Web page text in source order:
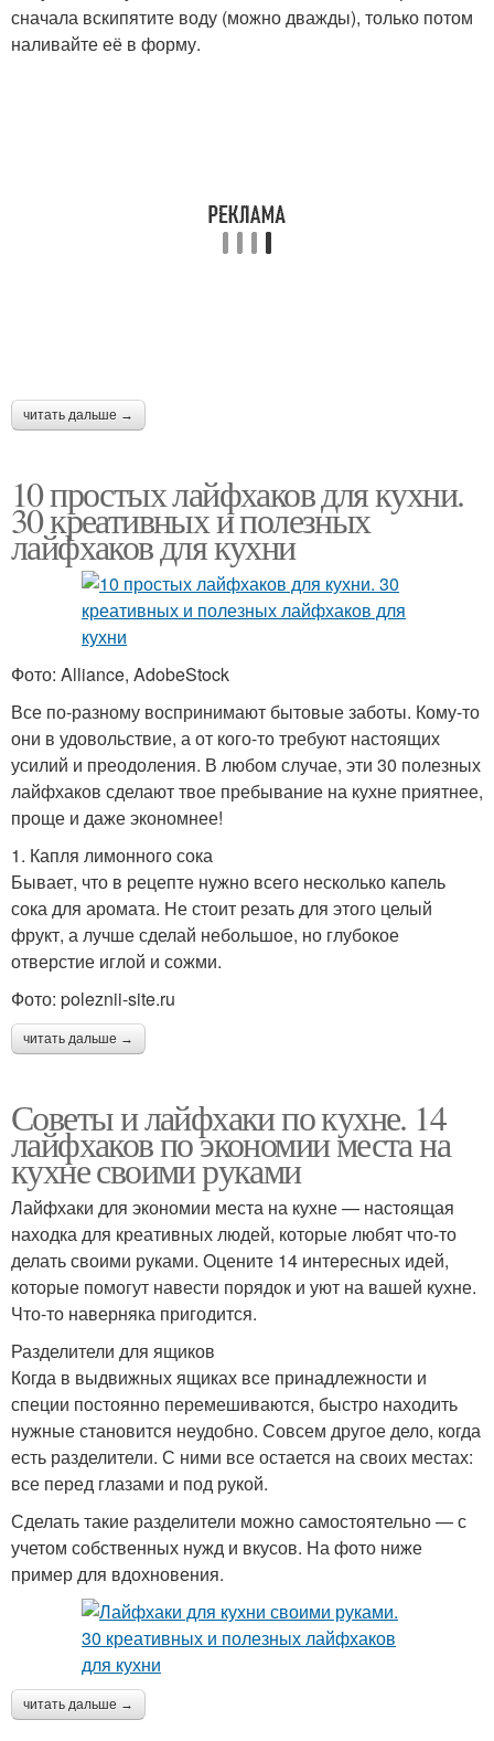
сначала вскипятите воду (можно дважды), только потом
наливайте её в форму.
читать дальше →
10 простых лайфхаков для кухни.
30 креативных и полезных
лайфхаков для кухни
Фото: Alliance, AdobeStock
Все по-разному воспринимают бытовые заботы. Кому-то
они в удовольствие, а от кого-то требуют настоящих
усилий и преодоления. В любом случае, эти 30 полезных
лайфхаков сделают твое пребывание на кухне приятнее,
проще и даже экономнее!
1. Капля лимонного сока
Бывает, что в рецепте нужно всего несколько капель
сока для аромата. Не стоит резать для этого целый
фрукт, а лучше сделай небольшое, но глубокое
отверстие иглой и сожми.
Фото: poleznii-site.ru
читать дальше →
Советы и лайфхаки по кухне. 14
лайфхаков по экономии места на
кухне своими руками
Лайфхаки для экономии места на кухне — настоящая
находка для креативных людей, которые любят что-то
делать своими руками. Оцените 14 интересных идей,
которые помогут навести порядок и уют на вашей кухне.
Что-то наверняка пригодится.
Разделители для ящиков
Когда в выдвижных ящиках все принадлежности и
специи постоянно перемешиваются, быстро находить
нужные становится неудобно. Совсем другое дело, когда
есть разделители. С ними все остается на своих местах:
все перед глазами и под рукой.
Сделать такие разделители можно самостоятельно — с
учетом собственных нужд и вкусов. На фото ниже
пример для вдохновения.
читать дальше →